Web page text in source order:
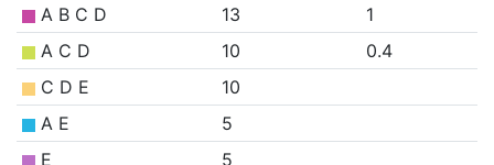
A B C D
13
1
A C D
10
0.4
C D E
10
A E
5
E
5